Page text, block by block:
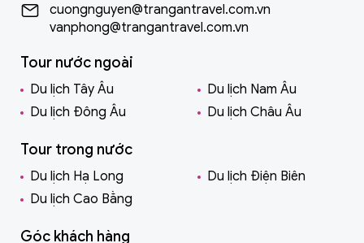
San Francisco luôn có một chất riêng: vừa lãng mạn vừa
đường dốc, những khu phố đa văn hoá và không khí ven
vịnh tạo ra trải nghiệm khác hẳn LA. Nếu đi đúng thời
điểm, bạn có thể cảm nhận thành phố trong làn sương
mỏng, khiến cảnh quan trở nên điện ảnh và mềm mại.
Những biểu tượng như cầu Golden Gate hay khu
Fisherman’s Wharf thường mang lại cảm giác “đúng Mỹ”
nhưng theo một cách tinh tế hơn, không phô trương.
cuongnguyen@trangantravel.com.vn
vanphong@trangantravel.com.vn
Tour nước ngoài
Du lịch Tây Âu
Du lịch Nam Âu
Du lịch Đông Âu
Du lịch Châu Âu
Tour trong nước
Du lịch Hạ Long
Du lịch Điện Biên
Du lịch Cao Bằng
Góc khách hàng